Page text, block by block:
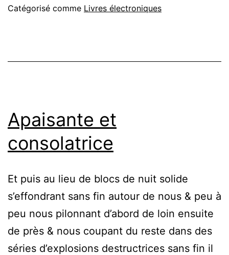
Catégorisé comme Livres électroniques
Apaisante et
consolatrice
Et puis au lieu de blocs de nuit solide
s’effondrant sans fin autour de nous & peu à
peu nous pilonnant d’abord de loin ensuite
de près & nous coupant du reste dans des
séries d’explosions destructrices sans fin il